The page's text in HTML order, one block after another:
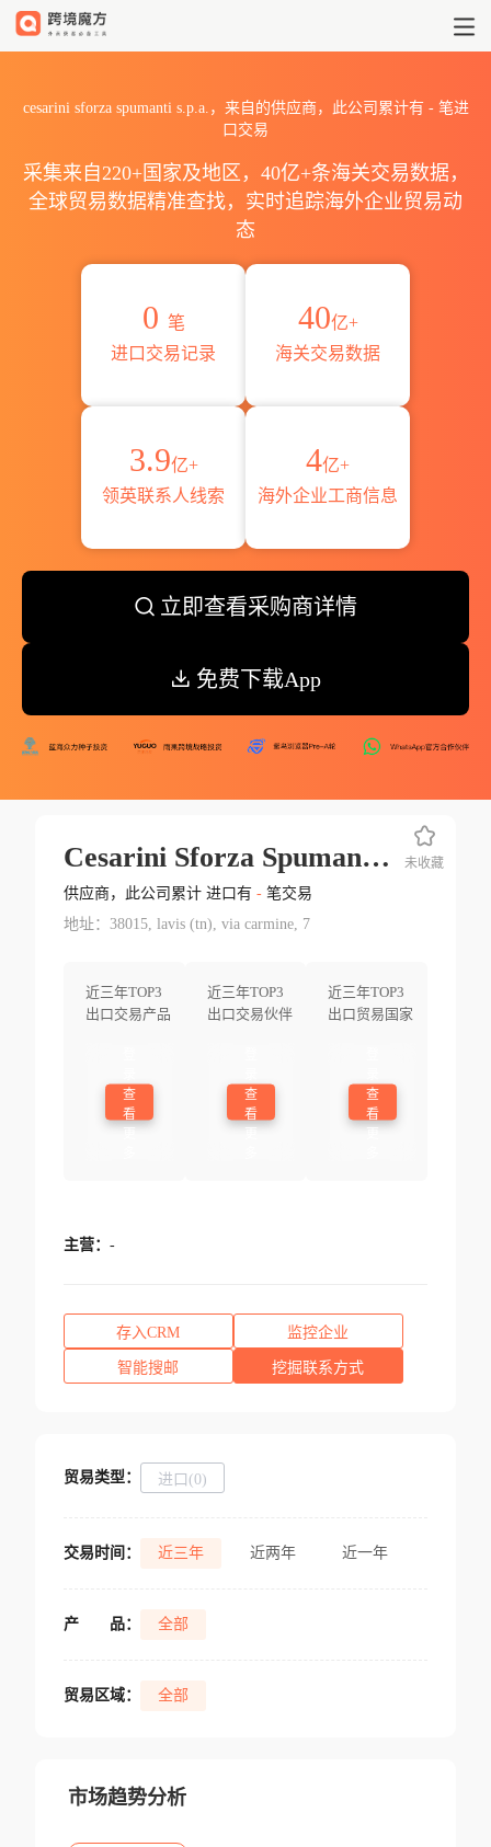
cesarini sforza spumanti s.p.a.，来自的供应商，此公司累计有 -笔进
口交易
采集来自220+国家及地区，40亿+条海关交易数据，
全球贸易数据精准查找，实时追踪海外企业贸易动
态
0 笔
进口交易记录
40亿+
海关交易数据
3.9亿+
领英联系人线索
4亿+
海外企业工商信息
立即查看采购商详情
免费下载App
Cesarini Sforza Spumanti S.p.a.
供应商，此公司累计 进口有 -笔交易
地址：38015, lavis (tn), via carmine, 7
近三年TOP3
出口交易产品
查
看
近三年TOP3
出口交易伙伴
查
看
近三年TOP3
出口贸易国家
查
看
未收藏
主营： -
存入CRM 监控企业
智能搜邮 挖掘联系方式
贸易类型： 进口(0)
交易时间： 近三年 近两年 近一年
产 品： 全部
贸易区域： 全部
市场趋势分析